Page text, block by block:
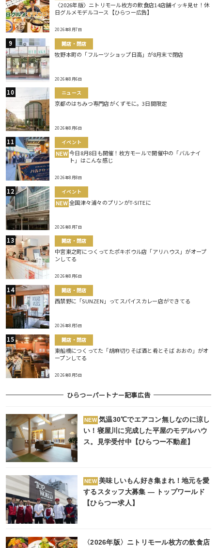
〈2026年版〉ニトリモール枚方の飲食店14店舗イッキ見せ！休
日グルメモデルコース【ひらつー広告】
2026年8月7日
開店・閉店
牧野本町の「フルーツショップ日高」が8月末で閉店
2026年8月6日
ニュース
京都のはちみつ専門店がくずモに。3日間限定
2026年8月6日
イベント
NEW 今日8月8日も開催！枚方モールで開催中の「バルナイ
ト」はこんな感じ
2026年8月8日
イベント
NEW 全国津々浦々のプリンがT-SITEに
2026年8月7日
開店・閉店
中宮東之町につくってたポキボウル店「アリハウス」がオープ
ンしてる
2026年8月6日
開店・閉店
西禁野に「SUNZEN」ってスパイスカレー店ができてる
2026年8月5日
開店・閉店
東船橋につくってた「胡麻切りそば酒と肴とそば おおの」がオ
ープンしてる
2026年8月5日
ひらつーパートナー記事広告
NEW 気温30℃でエアコン無しなのに涼し
い！寝屋川に完成した平屋のモデルハウ
ス。見学受付中【ひらつー不動産】
NEW 美味しいもん好き集まれ！地元を愛
するスタッフ大募集 ― トップワールド
【ひらつー求人】
〈2026年版〉ニトリモール枚方の飲食店